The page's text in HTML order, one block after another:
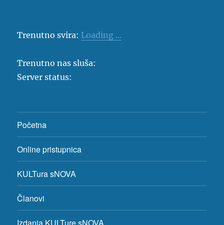
Trenutno svira: Loading ...
Trenutno nas sluša:
Server status:
Početna
Online pristupnica
KULTura sNOVA
Članovi
Izdanja KULTure sNOVA